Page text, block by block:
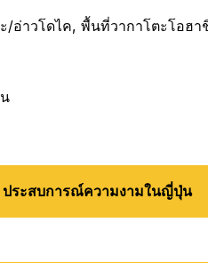
อ่าวโดไค, พื้นที่วากาโตะโอฮา
ประสบการณ์ความงามในญี่ปุ่น